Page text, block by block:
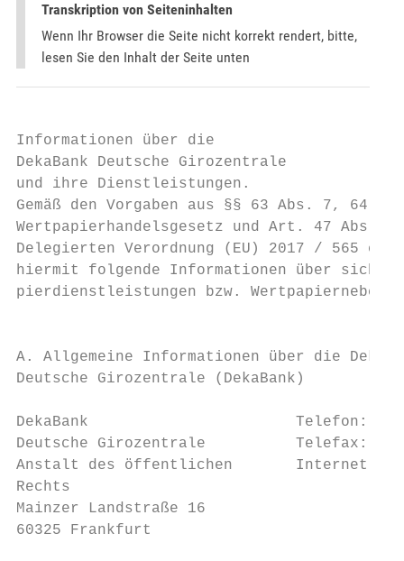
Transkription von Seiteninhalten
Wenn Ihr Browser die Seite nicht korrekt rendert, bitte,
lesen Sie den Inhalt der Seite unten
Informationen über die
DekaBank Deutsche Girozentrale
und ihre Dienstleistungen.
Gemäß den Vorgaben aus §§ 63 Abs. 7,
Wertpapierhandelsgesetz und Art. 47 Abs.
Delegierten Verordnung (EU) 2017 / 565
hiermit folgende Informationen über sich
pierdienstleistungen bzw.
A. Allgemeine Informationen über die
Deutsche Girozentrale (DekaBank)
DekaBank                       Telefon: (0
Deutsche Girozentrale          Telefax: (0
Anstalt des öffentlichen       Internet:
Rechts
Mainzer Landstraße 16
60325 Frankfurt